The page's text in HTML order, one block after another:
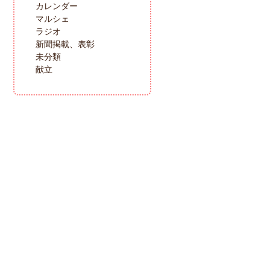
カレンダー
マルシェ
ラジオ
新聞掲載、表彰
未分類
献立